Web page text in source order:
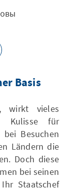
Basis
wirkt vieles
Kulisse für
Besuchen
Ländern die
Doch diese
bei seinen
Staatschef